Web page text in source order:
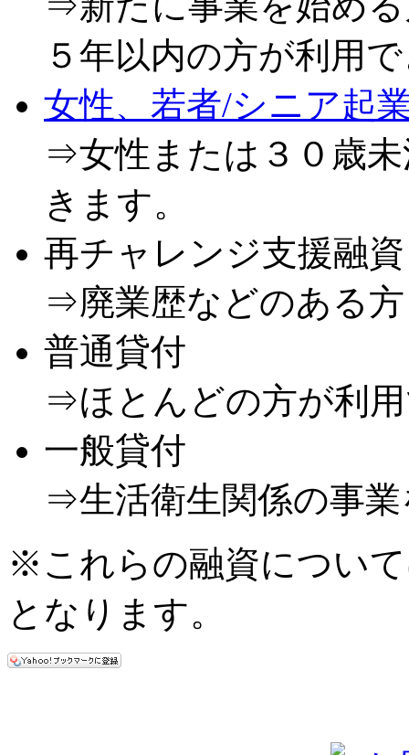
５年以内の方が利用
女性、若者/シニア起
⇒女性または３０歳
きます。
再チャレンジ支援融資
⇒廃業歴などのある方
普通貸付
⇒ほとんどの方が利
一般貸付
⇒生活衛生関係の事
※これらの融資につい
となります。